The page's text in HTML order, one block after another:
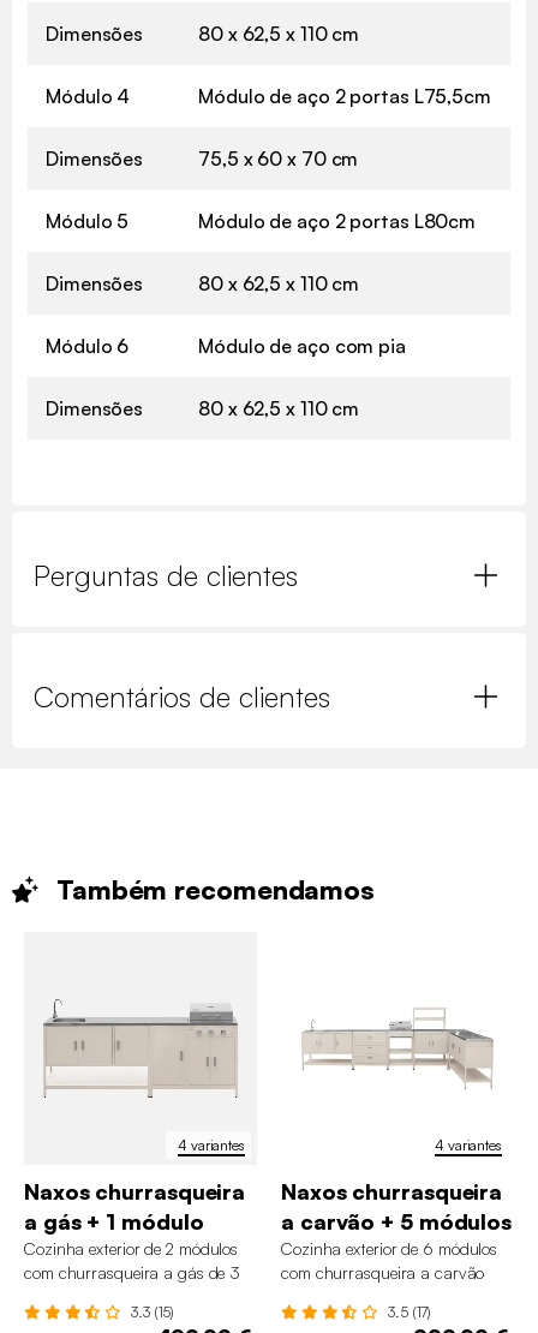
Dimensões 80 x 62,5 x 110 cm
Módulo 4 Módulo de aço 2 portas L75,5cm
Dimensões 75,5 x 60 x 70 cm
Módulo 5 Módulo de aço 2 portas L80cm
Dimensões 80 x 62,5 x 110 cm
Módulo 6 Módulo de aço com pia
Dimensões 80 x 62,5 x 110 cm
Perguntas de clientes
Comentários de clientes
Também recomendamos
4 variantes
Naxos churrasqueira
a gás + 1 módulo
Cozinha exterior de 2 módulos
com churrasqueira a gás de 3
3.3 (15)
4 variantes
Naxos churrasqueira
a carvão + 5 módulos
Cozinha exterior de 6 módulos
com churrasqueira a carvão
3.5 (17)